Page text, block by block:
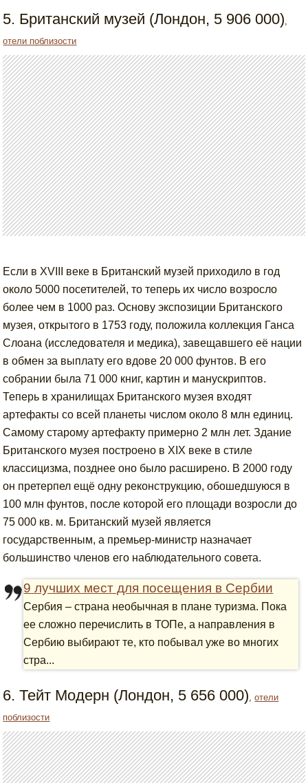
5. Британский музей (Лондон, 5 906 000)
отели поблизости
Если в XVIII веке в Британский музей приходило в год
около 5000 посетителей, то теперь их число возросло
более чем в 1000 раз. Основу экспозиции Британского
музея, открытого в 1753 году, положила коллекция Ганса
Слоана (исследователя и медика), завещавшего её нации
в обмен за выплату его вдове 20 000 фунтов. В его
собрании была 71 000 книг, картин и манускриптов.
Теперь в хранилищах Британского музея входят
артефакты со всей планеты числом около 8 млн единиц.
Самому старому артефакту примерно 2 млн лет. Здание
Британского музея построено в XIX веке в стиле
классицизма, позднее оно было расширено. В 2000 году
он претерпел ещё одну реконструкцию, обошедшуюся в
100 млн фунтов, после которой его площади возросли до
75 000 кв. м. Британский музей является
государственным, а премьер-министр назначает
большинство членов его наблюдательного совета.
9 лучших мест для посещения в Сербии
Сербия – страна необычная в плане туризма. Пока
ее сложно перечислить в ТОПе, а направления в
Сербию выбирают те, кто побывал уже во многих
стра...
6. Тейт Модерн (Лондон, 5 656 000),отели
поблизости